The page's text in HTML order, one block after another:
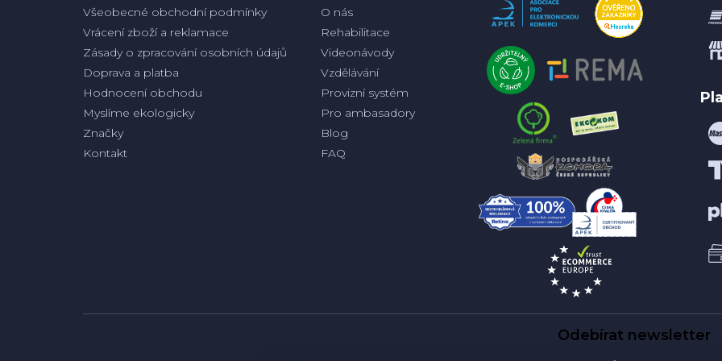
Všeobecné obchodní podmínky
Vrácení zboží a reklamace
Zásady o zpracování osobních údajů
Doprava a platba
Hodnocení obchodu
Myslíme ekologicky
Značky
Kontakt
O nás
Rehabilitace
Videonávody
Vzdělávání
Provizní systém
Pro ambasadory
Blog
FAQ
Odebírat newsletter